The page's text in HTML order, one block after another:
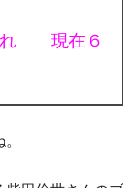
れ 現在６